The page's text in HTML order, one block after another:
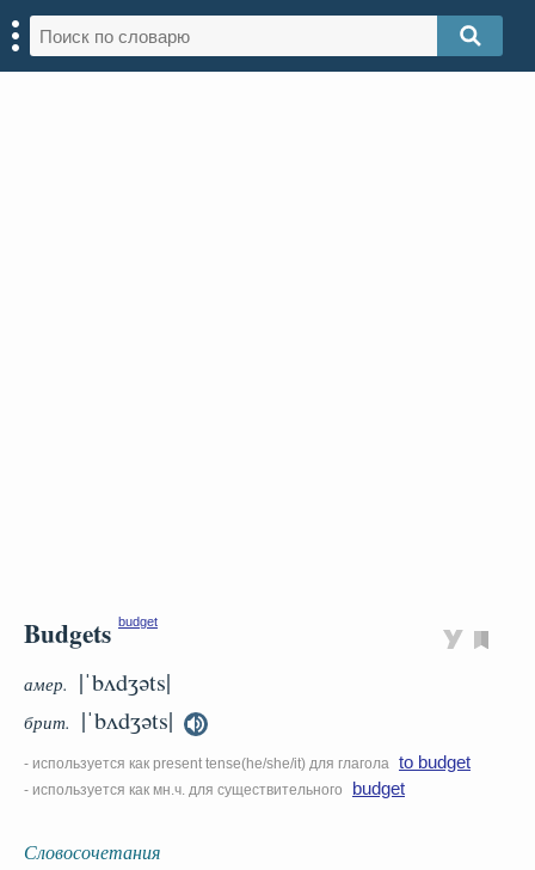
Budgets budget
амер. |ˈbʌdʒəts|
брит. |ˈbʌdʒəts|
- используется как present tense(he/she/it) для глагола to budget
- используется как мн.ч. для существительного budget
Словосочетания